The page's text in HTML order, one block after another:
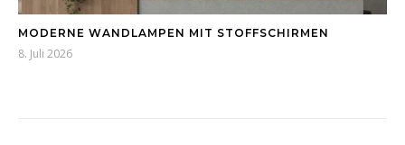
MODERNE WANDLAMPEN MIT STOFFSCHIRMEN
8. Juli 2026